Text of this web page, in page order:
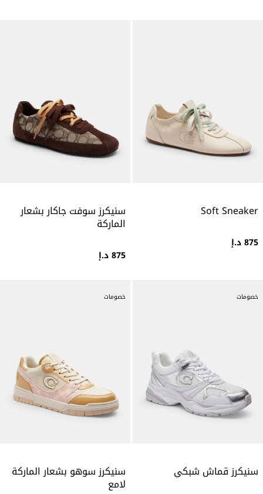
Soft Sneaker
875 د.إ
سنيكرز سوفت جاكار بشعار
الماركة
875 د.إ
خصومات
سنيكرز قماش شبكي
خصومات
سنيكرز سوهو بشعار الماركة
لامع